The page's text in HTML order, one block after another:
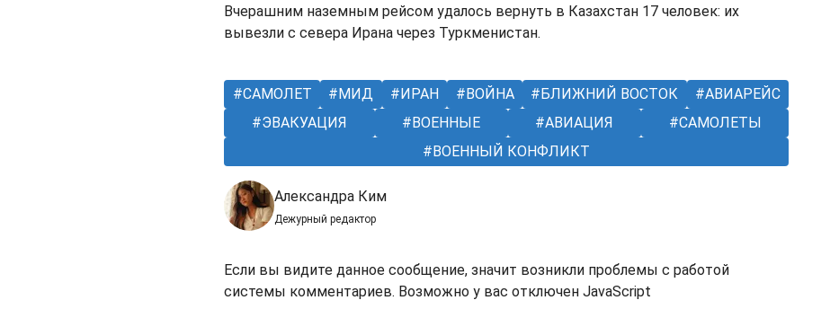
Вчерашним наземным рейсом удалось вернуть в Казахстан 17 человек: их
вывезли с севера Ирана через Туркменистан.
САМОЛЕТ МИД ИРАН ВОЙНА БЛИЖНИЙ ВОСТОК
АВИАРЕЙС
ЭВАКУАЦИЯ
ВОЕННЫЕ АВИАЦИЯ
САМОЛЕТЫ
ВОЕННЫЙ КОНФЛИКТ
Александра Ким
Дежурный редактор
Если вы видите данное сообщение, значит возникли проблемы с работой
системы комментариев. Возможно у вас отключен JavaScript